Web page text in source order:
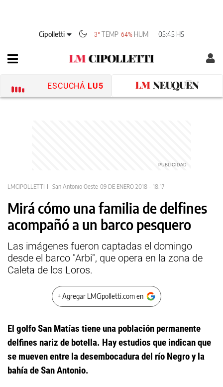
Cipolletti 3°TEMP 64% HUM 05:45 HS
ESCUCHÁ LU5
LMCIPOLLETTI San Antonio Oeste 09 DE ENERO 2018 - 18:17
Mirá cómo una familia de delfines
acompañó a un barco pesquero
Las imágenes fueron captadas el domingo
desde el barco "Arbi", que opera en la zona de
Caleta de los Loros.
+ Agregar LMCipolletti.com en
El golfo San Matías tiene una población permanente
delfines nariz de botella. Hay estudios que indican que
se mueven entre la desembocadura del río Negro y la
bahía de San Antonio.